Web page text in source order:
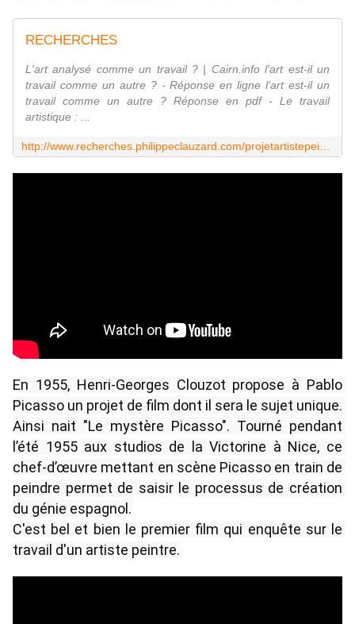
RECHERCHES
L'art analysé comme un travail ? | Cairn.info l'art est-il un
travail comme un autre ? - Réponse en ligne l'art est-il un
travail comme un autre ? Réponse en pdf - Le travail
artistique : ...
En 1955, Henri-Georges Clouzot propose à Pablo
Picasso un projet de film dont il sera le sujet unique.
Ainsi nait "Le mystère Picasso". Tourné pendant
l’été 1955 aux studios de la Victorine à Nice, ce
chef-d’œuvre mettant en scène Picasso en train de
peindre permet de saisir le processus de création
du génie espagnol.
C'est bel et bien le premier film qui enquête sur le
travail d'un artiste peintre.